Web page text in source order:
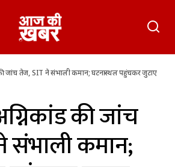
जांच तेज, SIT ने संभाली कमान; घटनास्थल पहुंचकर जुटाए
की जांच
संभाली कमान;